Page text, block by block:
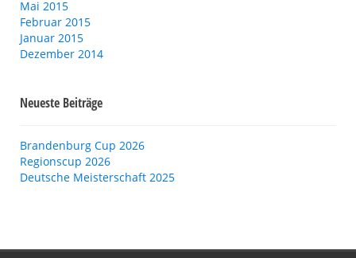
Mai 2015
Februar 2015
Januar 2015
Dezember 2014
Neueste Beiträge
Brandenburg Cup 2026
Regionscup 2026
Deutsche Meisterschaft 2025